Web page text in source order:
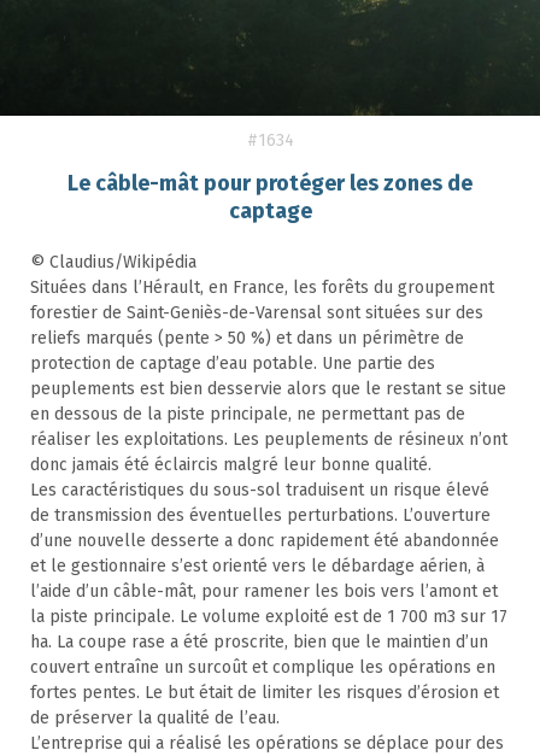
#1634
Le câble-mât pour protéger les zones de
captage
© Claudius/Wikipédia
Situées dans l’Hérault, en France, les forêts du groupement
forestier de Saint-Geniès-de-Varensal sont situées sur des
reliefs marqués (pente > 50 %) et dans un périmètre de
protection de captage d’eau potable. Une partie des
peuplements est bien desservie alors que le restant se situe
en dessous de la piste principale, ne permettant pas de
réaliser les exploitations. Les peuplements de résineux n’ont
donc jamais été éclaircis malgré leur bonne qualité.
Les caractéristiques du sous-sol traduisent un risque élevé
de transmission des éventuelles perturbations. L’ouverture
d’une nouvelle desserte a donc rapidement été abandonnée
et le gestionnaire s’est orienté vers le débardage aérien, à
l’aide d’un câble-mât, pour ramener les bois vers l’amont et
la piste principale. Le volume exploité est de 1 700 m3 sur 17
ha. La coupe rase a été proscrite, bien que le maintien d’un
couvert entraîne un surcoût et complique les opérations en
fortes pentes. Le but était de limiter les risques d’érosion et
de préserver la qualité de l’eau.
L’entreprise qui a réalisé les opérations se déplace pour des